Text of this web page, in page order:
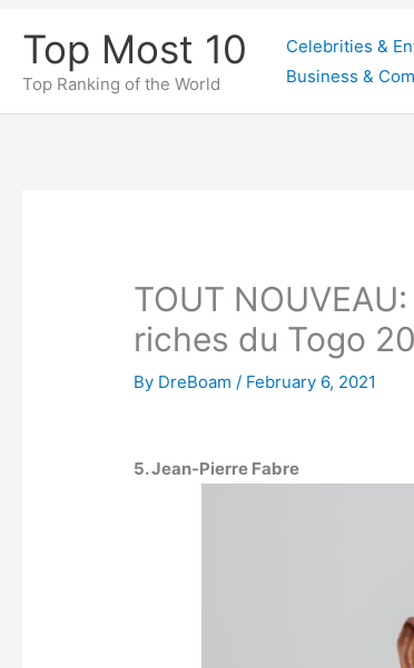
content
Top Most 10
Top Ranking of the World
Celebrities &
Business &
TOUT
riches du Togo
By DreBoam/ February 6, 2021
5. Jean-Pierre Fabre